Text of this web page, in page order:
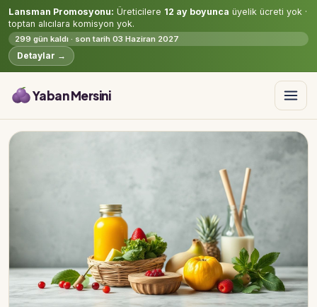
Lansman Promosyonu: Üreticilere 12 ay boyunca üyelik ücreti yok ·
toptan alıcılara komisyon yok.
299 gün kaldı · son tarih 03 Haziran 2027
Detaylar →
Yaban Mersini